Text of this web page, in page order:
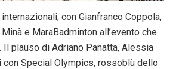
con Gianfranco Coppola,
e MaraBadminton all’evento che
plauso di Adriano Panatta, Alessia
con Special Olympics, rossoblù dello